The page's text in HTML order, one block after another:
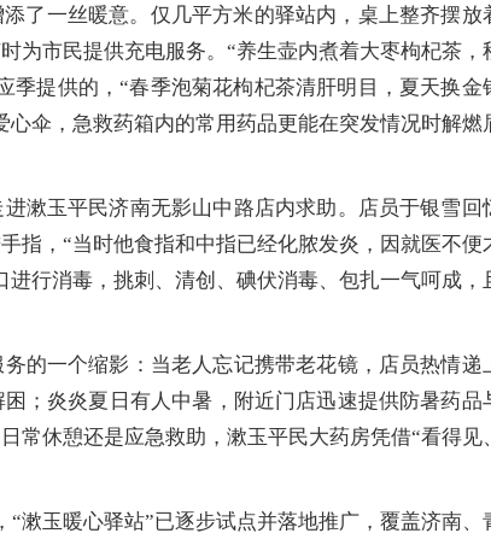
了一丝暖意。仅几平方米的驿站内，桌上整齐摆放
为市民提供充电服务。“养生壶内煮着大枣枸杞茶，
季提供的，“春季泡菊花枸杞茶清肝明目，夏天换金
伞，急救药箱内的常用药品更能在突发情况时解燃
玉平民济南无影山中路店内求助。店员于银雪回
指，“当时他食指和中指已经化脓发炎，因就医不便
行消毒，挑刺、清创、碘伏消毒、包扎一气呵成，
一个缩影：当老人忘记携带老花镜，店员热情递
；炎炎夏日有人中暑，附近门店迅速提供防暑药品
休憩还是应急救助，漱玉平民大药房凭借“看得见
玉暖心驿站”已逐步试点并落地推广，覆盖济南、